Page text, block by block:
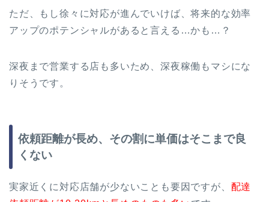
ただ、もし徐々に対応が進んでいけば、将来的な効率
アップのポテンシャルがあると言える…かも…？
深夜まで営業する店も多いため、深夜稼働もマシにな
りそうです。
依頼距離が長め、その割に単価はそこまで良
くない
実家近くに対応店舗が少ないことも要因ですが、 配達